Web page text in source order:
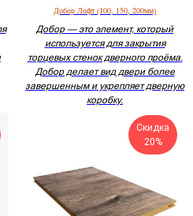
Добор Лофт (100, 150, 200мм)
Добор — это элемент, который
используется для закрытия
торцевых стенок дверного проёма.
Добор делает вид двери более
завершенным и укрепляет дверную
коробку.
Скидка
20%